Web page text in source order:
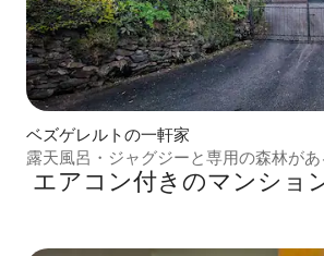
ベズゲレルトの一軒家
露天風呂・ジャグジーと専用の森林が
エアコン付きのマンショ